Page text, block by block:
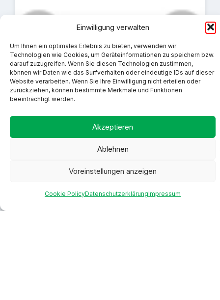
Einwilligung verwalten
Um Ihnen ein optimales Erlebnis zu bieten, verwenden wir
Technologien wie Cookies, um Geräteinformationen zu speichern bzw.
darauf zuzugreifen. Wenn Sie diesen Technologien zustimmen,
können wir Daten wie das Surfverhalten oder eindeutige IDs auf dieser
Website verarbeiten. Wenn Sie Ihre Einwilligung nicht erteilen oder
zurückziehen, können bestimmte Merkmale und Funktionen
beeinträchtigt werden.
Akzeptieren
Ablehnen
Voreinstellungen anzeigen
Cookie PolicyDatenschutzerklärungImpressum